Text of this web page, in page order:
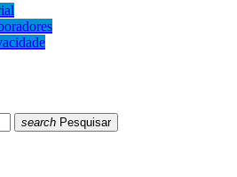
search Pesquisar